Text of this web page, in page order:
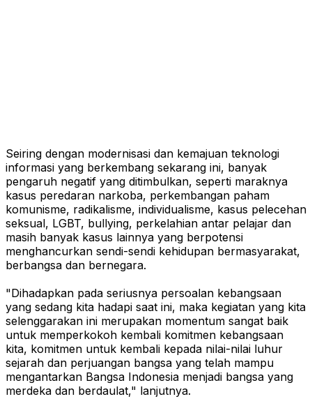
Seiring dengan modernisasi dan kemajuan teknologi
informasi yang berkembang sekarang ini, banyak
pengaruh negatif yang ditimbulkan, seperti maraknya
kasus peredaran narkoba, perkembangan paham
komunisme, radikalisme, individualisme, kasus pelecehan
seksual, LGBT, bullying, perkelahian antar pelajar dan
masih banyak kasus lainnya yang berpotensi
menghancurkan sendi-sendi kehidupan bermasyarakat,
berbangsa dan bernegara.
"Dihadapkan pada seriusnya persoalan kebangsaan
yang sedang kita hadapi saat ini, maka kegiatan yang kita
selenggarakan ini merupakan momentum sangat baik
untuk memperkokoh kembali komitmen kebangsaan
kita, komitmen untuk kembali kepada nilai-nilai luhur
sejarah dan perjuangan bangsa yang telah mampu
mengantarkan Bangsa Indonesia menjadi bangsa yang
merdeka dan berdaulat," lanjutnya.